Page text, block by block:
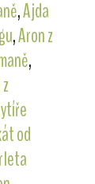
,Ajda
,Aron z
,
od